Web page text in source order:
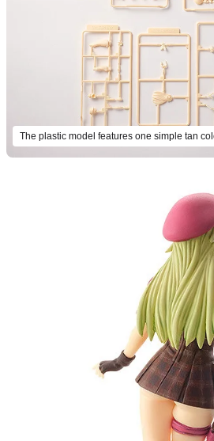
The plastic model features one simple tan